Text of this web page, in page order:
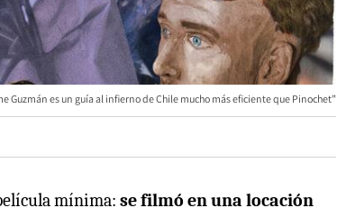
Guzmán es un guía al infierno de Chile mucho más eficiente que Pinochet”
mínima: se filmó en una locación